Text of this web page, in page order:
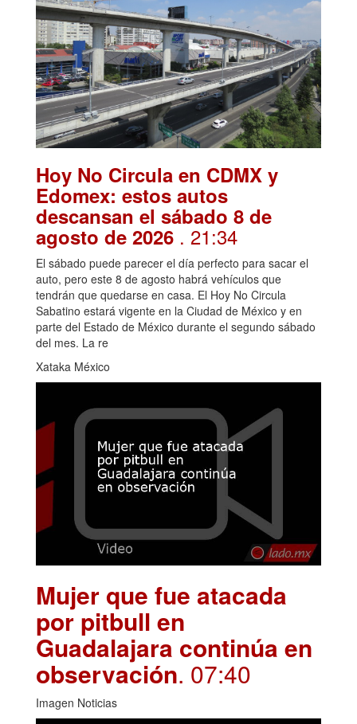
Hoy No Circula en CDMX y
Edomex: estos autos
descansan el sábado 8 de
agosto de 2026 . 21:34
El sábado puede parecer el día perfecto para sacar el
auto, pero este 8 de agosto habrá vehículos que
tendrán que quedarse en casa. El Hoy No Circula
Sabatino estará vigente en la Ciudad de México y en
parte del Estado de México durante el segundo sábado
del mes. La re
Xataka México
Mujer que fue atacada
por pitbull en
Guadalajara continúa en
observación. 07:40
Imagen Noticias